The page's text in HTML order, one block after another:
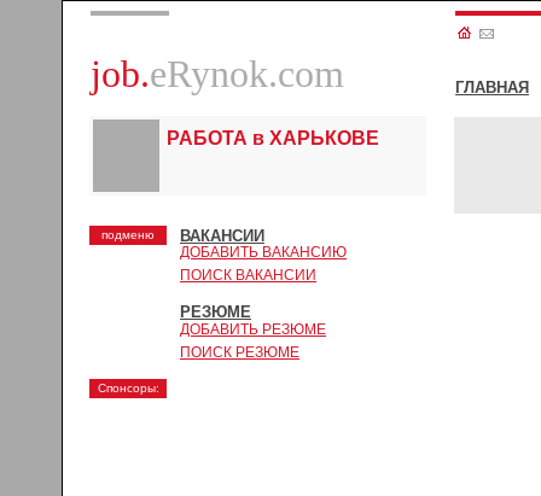
job.eRynok.com ГЛАВНАЯ
РАБОТА в ХАРЬКОВЕ
подменю ВАКАНСИИ
ДОБАВИТЬ ВАКАНСИЮ
ПОИСК ВАКАНСИИ
РЕЗЮМЕ
ДОБАВИТЬ РЕЗЮМЕ
ПОИСК РЕЗЮМЕ
Спонсоры: